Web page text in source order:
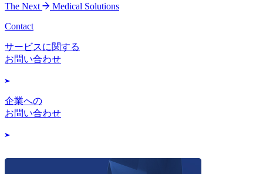
The Next
Medical Solutions
Contact
サービスに関する
お問い合わせ
企業への
お問い合わせ